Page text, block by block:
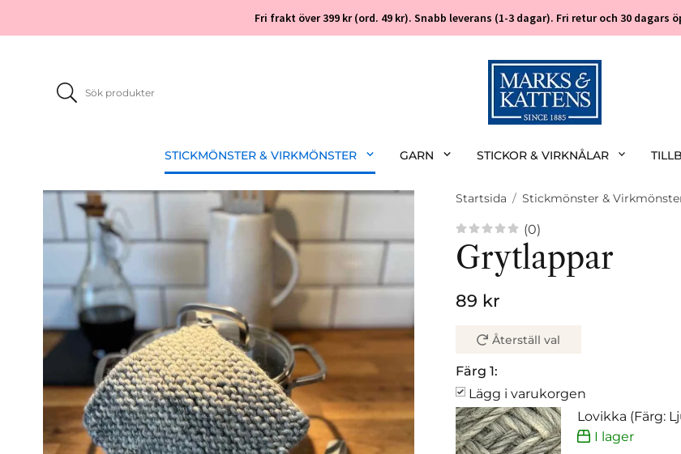
Fri frakt över 399 kr (ord. 49 kr). Snabb leverans (1-3 dagar). Fri retur och 30 dagars
STICKMÖNSTER & VIRKMÖNSTER GARN STICKOR & VIRKNÅLAR
Startsida / Stickmönster &
(0)
Grytlappar
89 kr
Återställ val
Färg 1:
Lägg i varukorgen
Lovikka (Färg:
I lager